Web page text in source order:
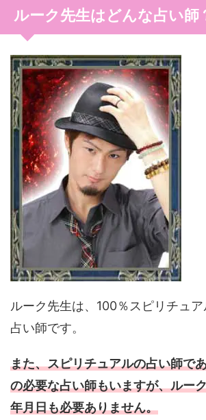
ルーク先生はどんな占い師
ルーク先生は、100％スピリチュ
占い師です。
また、スピリチュアルの占い師で
の必要な占い師もいますが、ルー
年月日も必要ありません。